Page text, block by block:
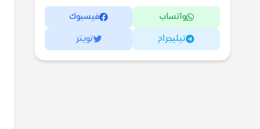
واتساب فيسبوك
تيليجرام تويتر